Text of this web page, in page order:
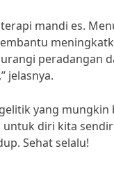
mandi es.
peradangan
jelasnya.
yang
diri kita
Sehat selalu!